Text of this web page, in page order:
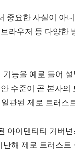
요한 사실이 아
라우저 등 다양
능을 예로 들어
수준이 곧 본사
관된 제로 트러스
아이덴티티 거버
해 제로 트러스